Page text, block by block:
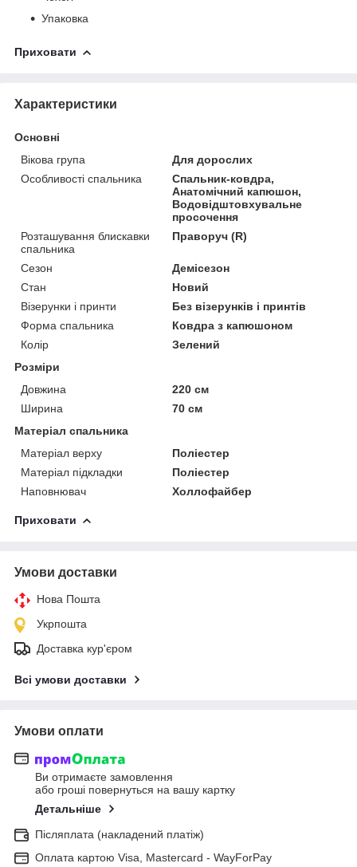
Упаковка
Приховати
Характеристики
Основні
Вікова група
Для дорослих
Особливості спальника
Спальник-ковдра,
Анатомічний капюшон,
Водовідштовхувальне
просочення
Розташування блискавки
спальника
Праворуч (R)
Сезон
Демісезон
Стан
Новий
Візерунки і принти
Без візерунків і принтів
Форма спальника
Ковдра з капюшоном
Колір
Зелений
Розміри
Довжина
220 см
Ширина
70 см
Матеріал спальника
Матеріал верху
Поліестер
Матеріал підкладки
Поліестер
Наповнювач
Холлофайбер
Приховати
Умови доставки
Нова Пошта
Укрпошта
Доставка кур'єром
Всі умови доставки
Умови оплати
Ви отримаєте замовлення
або гроші повернуться на вашу картку
Детальніше
Післяплата (накладений платіж)
Оплата картою Visa, Mastercard - WayForPay